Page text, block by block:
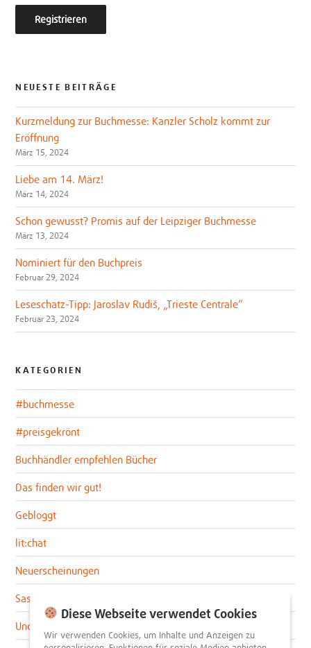
NEUESTE BEITRÄGE
Kurzmeldung zur Buchmesse: Kanzler Scholz kommt zur
Eröffnung
März 15, 2024
Liebe am 14. März!
März 14, 2024
Schon gewusst? Promis auf der Leipziger Buchmesse
März 13, 2024
Nominiert für den Buchpreis
Februar 29, 2024
Leseschatz-Tipp: Jaroslav Rudiš, „Trieste Centrale“
Februar 23, 2024
KATEGORIEN
#buchmesse
#preisgekrönt
Buchhändler empfehlen Bücher
Das finden wir gut!
Gebloggt
lit:chat
Neuerscheinungen
Sascha im lit:blog
Uncategorized
Diese Webseite verwendet Cookies
Wir verwenden Cookies, um Inhalte und Anzeigen zu